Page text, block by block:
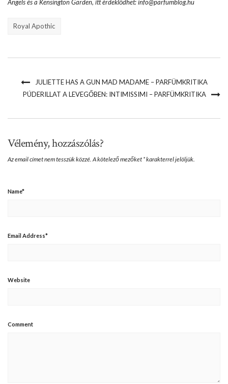
Angels és a Kensington Garden, itt érdeklődhet: info@parfumblog.hu
Royal Apothic
JULIETTE HAS A GUN MAD MADAME – PARFÜMKRITIKA
PÚDERILLAT A LEVEGŐBEN: INTIMISSIMI – PARFÜMKRITIKA
Vélemény, hozzászólás?
Az email címet nem tesszük közzé. A kötelező mezőket *karakterrel jelöljük.
Name*
Email Address*
Website
Comment